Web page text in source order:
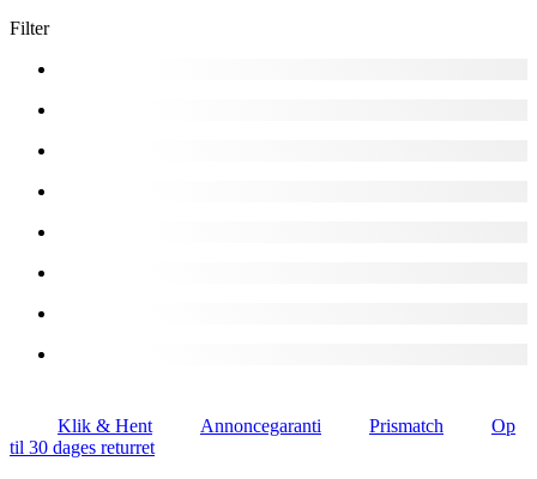
Filter
Klik & Hent Annoncegaranti Prismatch
Op
til 30 dages returret